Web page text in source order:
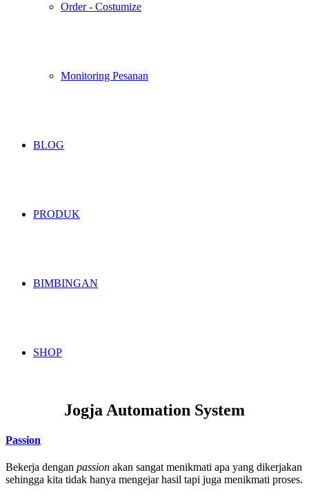
Order - Costumize
Monitoring Pesanan
BLOG
PRODUK
BIMBINGAN
SHOP
Jogja Automation System
Passion
Bekerja dengan passion akan sangat menikmati apa yang dikerjakan
sehingga kita tidak hanya mengejar hasil tapi juga menikmati proses.